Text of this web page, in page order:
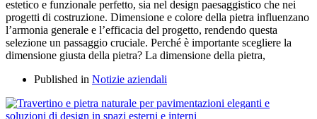
estetico e funzionale perfetto, sia nel design paesaggistico che nei
progetti di costruzione. Dimensione e colore della pietra influenzano
l’armonia generale e l’efficacia del progetto, rendendo questa
selezione un passaggio cruciale. Perché è importante scegliere la
dimensione giusta della pietra? La dimensione della pietra,
Published in Notizie aziendali